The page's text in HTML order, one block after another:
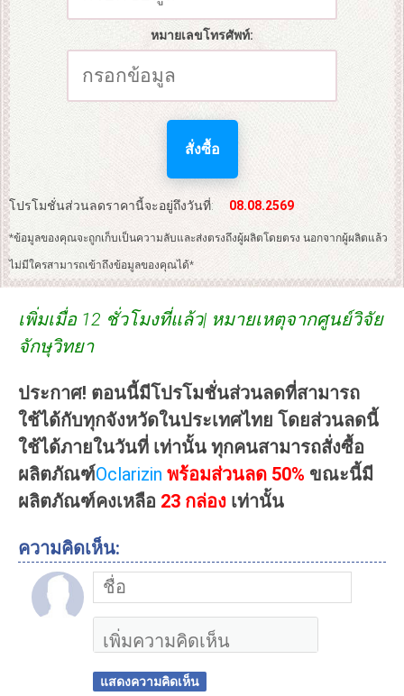
หมายเลขโทรศัพท์:
สั่งซื้อ
โปรโมชั่นส่วนลดราคานี้จะอยู่ถึงวันที่: 08.08.2569
*ข้อมูลของคุณจะถูกเก็บเป็นความลับและส่งตรงถึงผู้ผลิตโดยตรง นอกจากผู้ผลิตแล้ว
ไม่มีใครสามารถเข้าถึงข้อมูลของคุณได้*
เพิ่มเมื่อ 12 ชั่วโมงที่แล้ว| หมายเหตุจากศูนย์วิจัย
จักษุวิทยา
ประกาศ! ตอนนี้มีโปรโมชั่นส่วนลดที่สามารถ
ใช้ได้กับทุกจังหวัดในประเทศไทย โดยส่วนลดนี้
ใช้ได้ภายในวันที่ เท่านั้น ทุกคนสามารถสั่งซื้อ
ผลิตภัณฑ์Oclarizin พร้อมส่วนลด 50% ขณะนี้มี
ผลิตภัณฑ์คงเหลือ 22 กล่อง เท่านั้น
ความคิดเห็น:
แสดงความคิดเห็น